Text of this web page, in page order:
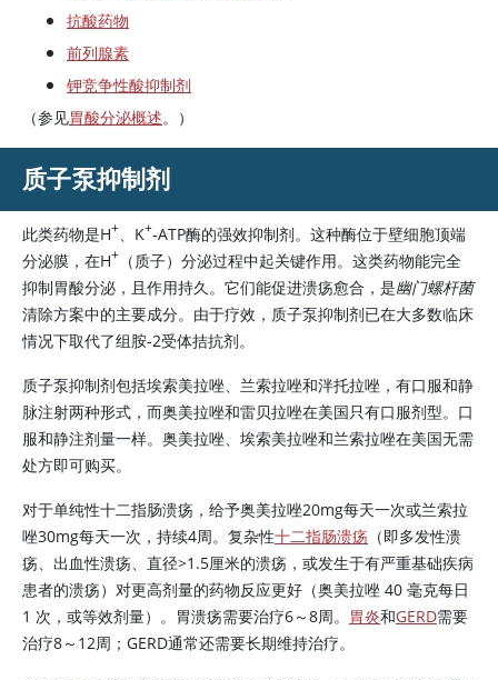
抗酸药物
前列腺素
钾竞争性酸抑制剂
（参见胃酸分泌概述。）
质子泵抑制剂
此类药物是H+、K+‑ATP酶的强效抑制剂。这种酶位于壁细胞顶端
分泌膜，在H+ （质子）分泌过程中起关键作用。这类药物能完全
抑制胃酸分泌，且作用持久。它们能促进溃疡愈合，是幽门螺杆菌
清除方案中的主要成分。由于疗效，质子泵抑制剂已在大多数临床
情况下取代了组胺-2受体拮抗剂。
质子泵抑制剂包括埃索美拉唑、兰索拉唑和泮托拉唑，有口服和静
脉注射两种形式，而奥美拉唑和雷贝拉唑在美国只有口服剂型。口
服和静注剂量一样。 奥美拉唑、 埃索美拉唑和兰索拉唑在美国无需
处方即可购买。
对于单纯性十二指肠溃疡，给予奥美拉唑20mg每天一次或兰索拉
唑30mg每天一次，持续4周。复杂性十二指肠溃疡 （即多发性溃
疡、出血性溃疡、直径>1.5厘米的溃疡，或发生于有严重基础疾病
患者的溃疡）对更高剂量的药物反应更好（奥美拉唑 40 毫克每日
1 次，或等效剂量）。胃溃疡需要治疗6～8周。 胃炎和GERD需要
治疗8～12周；GERD通常还需要长期维持治疗。